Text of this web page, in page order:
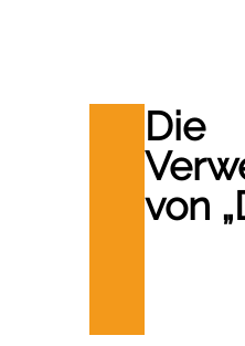
Die
von